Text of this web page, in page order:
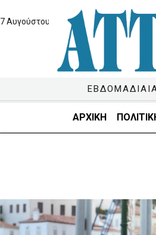
7 Αυγούστου 2026
ΑΡΧΙΚΗ